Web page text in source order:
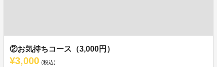
②お気持ちコース（3,000円）
¥3,000 (税込)